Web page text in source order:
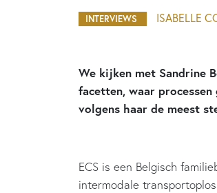
INTERVIEWS ISABELLE
We kijken met Sandrine
facetten, waar
volgens haar de meest
ECS is een Belgisch
intermodale